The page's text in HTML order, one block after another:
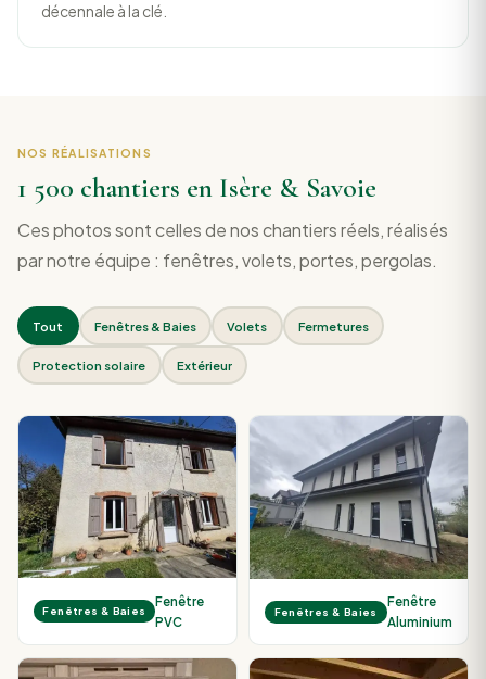
décennale à la clé.
NOS RÉALISATIONS
1 500 chantiers en Isère & Savoie
Ces photos sont celles de nos chantiers réels, réalisés
par notre équipe : fenêtres, volets, portes, pergolas.
Tout Fenêtres & Baies Volets Fermetures
Protection solaire Extérieur
Fenêtres & Baies
Fenêtre
PVC
Fenêtres & Baies
Fenêtre
Aluminium